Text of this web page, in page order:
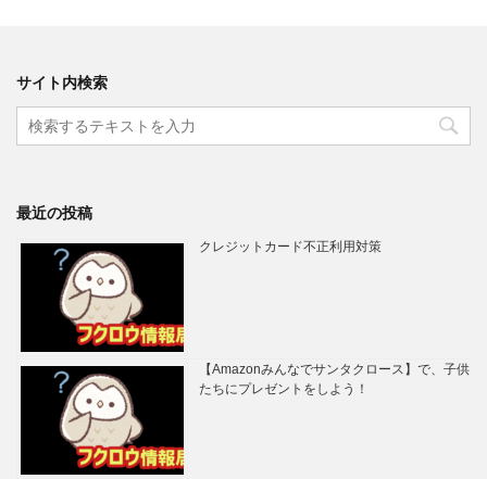
サイト内検索
最近の投稿
クレジットカード不正利用対策
【Amazonみんなでサンタクロース】で、子供
たちにプレゼントをしよう！